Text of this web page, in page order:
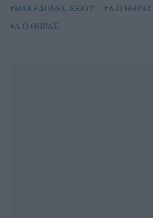
#ΜΑΚΕΔΟΝΕΣ ΑΞΙΟΥ
#Α.Ο ΘΗΡΑΣ
#Α.Ο ΘΗΡΑΣ